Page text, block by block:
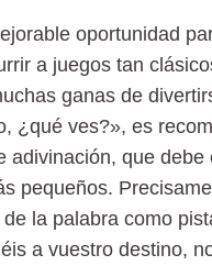
oportunidad
a juegos tan
ganas de
¿qué ves?», es
que
pequeños.
la palabra como
a vuestro destino,